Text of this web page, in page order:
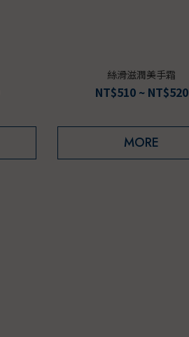
絲滑滋潤美手霜
NT$510 ~ NT$520
MORE